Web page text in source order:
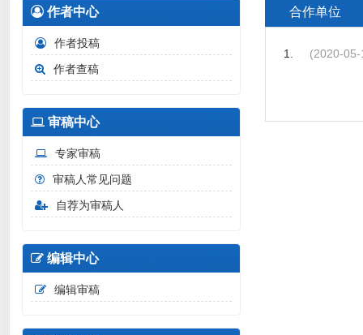
合作单位
1. (2020-05-
作者中心
作者投稿
作者查稿
审稿中心
专家审稿
审稿人常见问题
自荐为审稿人
编辑中心
编辑审稿